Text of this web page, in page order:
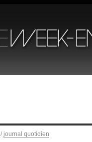
/ journal quotidien